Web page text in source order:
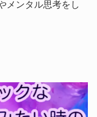
メンタル思考をし